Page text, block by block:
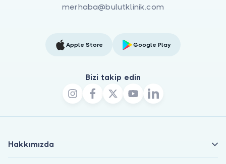
merhaba@bulutklinik.com
Apple Store Google Play
Bizi takip edin
Hakkımızda